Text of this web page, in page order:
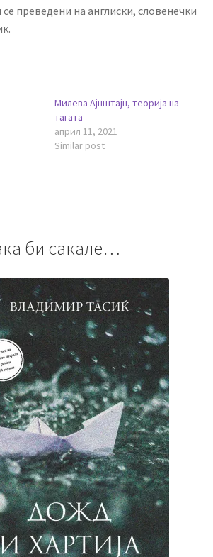
преведени на англиски, словенечки
Милева Ајнштајн, теорија на
тагата
април 11, 2021
Similar post
би сакале…